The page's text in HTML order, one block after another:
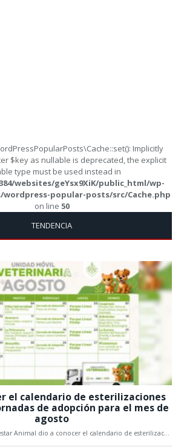
Implicitly
$key as nullable is deprecated, the explicit
type must be used instead in
websites/geYsx9XiK/public_html/wp-
popular-posts/src/Cache.php
on line 50
TENDENCIA